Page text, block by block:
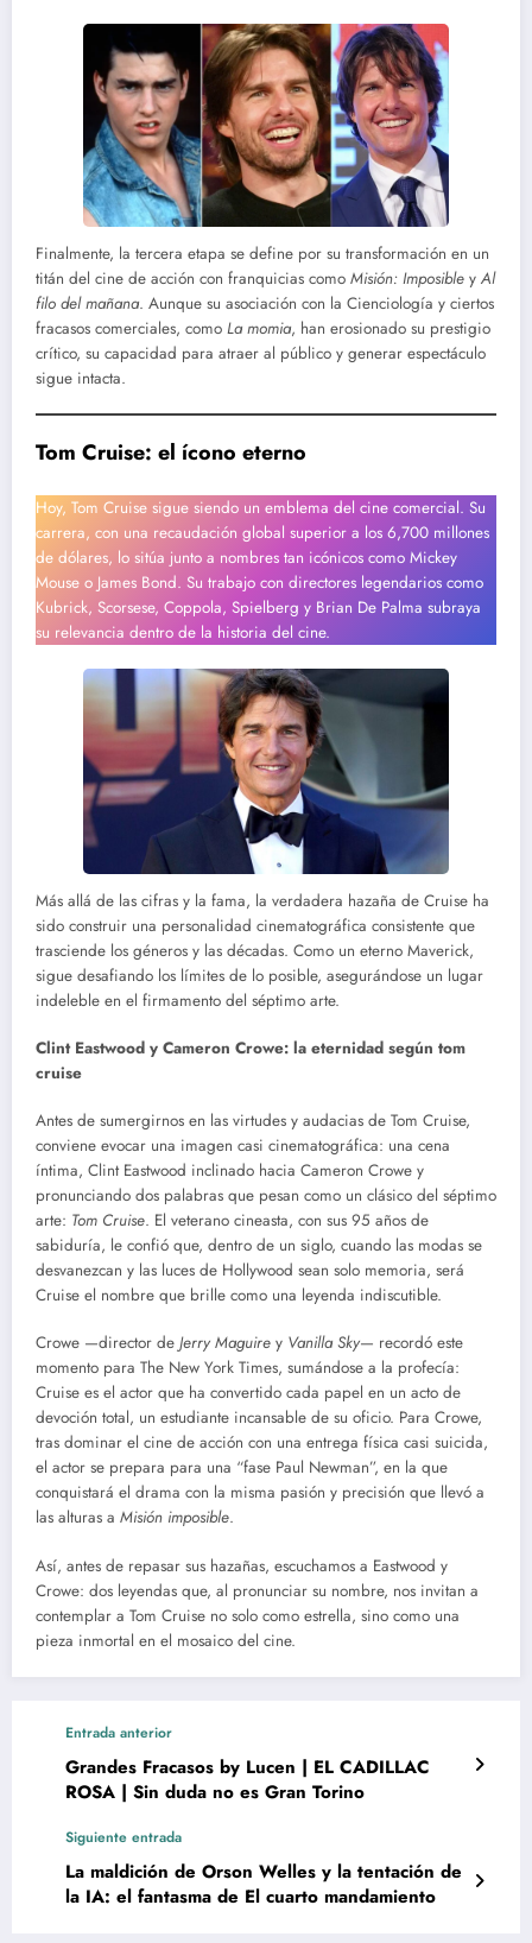
Finalmente, la tercera etapa se define por su transformación en un
titán del cine de acción con franquicias como Misión: Imposible y Al
filo del mañana. Aunque su asociación con la Cienciología y ciertos
fracasos comerciales, como La momia, han erosionado su prestigio
crítico, su capacidad para atraer al público y generar espectáculo
sigue intacta.
Tom Cruise: el ícono eterno
Hoy, Tom Cruise sigue siendo un emblema del cine comercial. Su
carrera, con una recaudación global superior a los 6,700 millones
de dólares, lo sitúa junto a nombres tan icónicos como Mickey
Mouse o James Bond. Su trabajo con directores legendarios como
Kubrick, Scorsese, Coppola, Spielberg y Brian De Palma subraya
su relevancia dentro de la historia del cine.
Más allá de las cifras y la fama, la verdadera hazaña de Cruise ha
sido construir una personalidad cinematográfica consistente que
trasciende los géneros y las décadas. Como un eterno Maverick,
sigue desafiando los límites de lo posible, asegurándose un lugar
indeleble en el firmamento del séptimo arte.
Clint Eastwood y Cameron Crowe: la eternidad según tom
cruise
Antes de sumergirnos en las virtudes y audacias de Tom Cruise,
conviene evocar una imagen casi cinematográfica: una cena
íntima, Clint Eastwood inclinado hacia Cameron Crowe y
pronunciando dos palabras que pesan como un clásico del séptimo
arte: Tom Cruise. El veterano cineasta, con sus 95 años de
sabiduría, le confió que, dentro de un siglo, cuando las modas se
desvanezcan y las luces de Hollywood sean solo memoria, será
Cruise el nombre que brille como una leyenda indiscutible.
Crowe —director de Jerry Maguire y Vanilla Sky— recordó este
momento para The New York Times, sumándose a la profecía:
Cruise es el actor que ha convertido cada papel en un acto de
devoción total, un estudiante incansable de su oficio. Para Crowe,
tras dominar el cine de acción con una entrega física casi suicida,
el actor se prepara para una “fase Paul Newman”, en la que
conquistará el drama con la misma pasión y precisión que llevó a
las alturas a Misión imposible.
Así, antes de repasar sus hazañas, escuchamos a Eastwood y
Crowe: dos leyendas que, al pronunciar su nombre, nos invitan a
contemplar a Tom Cruise no solo como estrella, sino como una
pieza inmortal en el mosaico del cine.
Entrada anterior
Grandes Fracasos by Lucen | EL CADILLAC
ROSA | Sin duda no es Gran Torino
Siguiente entrada
La maldición de Orson Welles y la tentación de
la IA: el fantasma de El cuarto mandamiento